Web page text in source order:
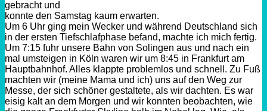
gebracht und
konnte den Samstag kaum erwarten.
Um 6 Uhr ging mein Wecker und während Deutschland sich
in der ersten Tiefschlafphase befand, machte ich mich fertig.
Um 7:15 fuhr unsere Bahn von Solingen aus und nach ein
mal umsteigen in Köln waren wir um 8:45 in Frankfurt am
Hauptbahnhof. Alles klappte problemlos und schnell. Zu Fuß
machten wir (meine Mama und ich) uns auf den Weg zur
Messe, der sich schöner gestaltete, als wir dachten. Es war
eisig kalt an dem Morgen und wir konnten beobachten, wie